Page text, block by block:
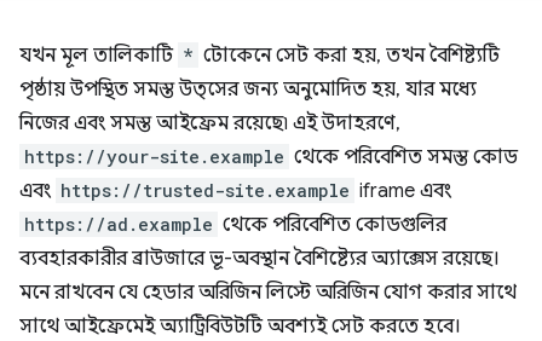
যখন মূল তালিকাটি * টোকেনে সেট করা হয়, তখন বৈশিষ্ট্যটি
পৃষ্ঠায় উপস্থিত সমস্ত উত্সের জন্য অনুমোদিত হয়, যার মধ্যে
নিজের এবং সমস্ত আইফ্রেম রয়েছে৷ এই উদাহরণে,
https://your-site.example থেকে পরিবেশিত সমস্ত কোড
এবং https://trusted-site.example iframe এবং
https://ad.example থেকে পরিবেশিত কোডগুলির
ব্যবহারকারীর ব্রাউজারে ভূ-অবস্থান বৈশিষ্ট্যের অ্যাক্সেস রয়েছে।
মনে রাখবেন যে হেডার অরিজিন লিস্টে অরিজিন যোগ করার সাথে
সাথে আইফ্রেমেই অ্যাট্রিবিউটটি অবশ্যই সেট করতে হবে।